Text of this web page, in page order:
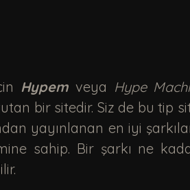
Hypem veya Hype
bir sitedir. Siz de bu tip
yayınlanan en iyi
sahip. Bir şarkı ne